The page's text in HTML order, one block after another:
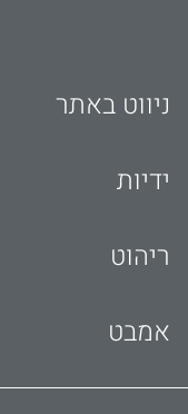
ניווט באתר
ידיות
ריהוט
אמבט